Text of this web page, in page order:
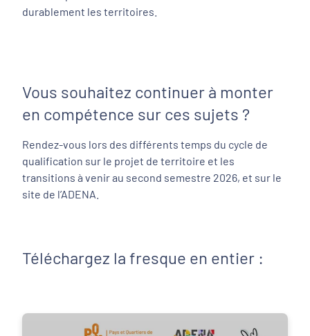
durablement les territoires.
Vous souhaitez continuer à monter
en compétence sur ces sujets ?
Rendez-vous lors des différents temps du cycle de
qualification sur le projet de territoire et les
transitions à venir au second semestre 2026, et sur le
site de l’ADENA.
Téléchargez la fresque en entier :